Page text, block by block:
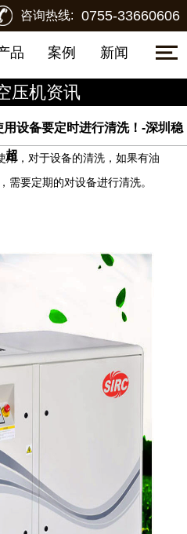
咨询热线: 0755-33660606
品 案例 新闻
压机资讯
设备要定时进行清洗！-深圳稳
超
用，对于设备的清洗，如果有油
需要定期的对设备进行清洗。